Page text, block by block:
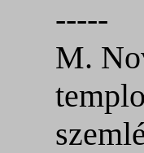
-----
M.